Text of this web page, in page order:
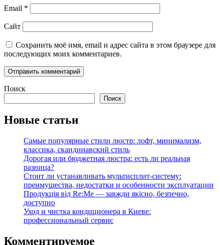
Email *
Сайт
Сохранить моё имя, email и адрес сайта в этом браузере для
последующих моих комментариев.
Поиск
Поиск
Новые статьи
Самые популярные стили люстр: лофт, минимализм,
классика, скандинавский стиль
Дорогая или бюджетная люстра: есть ли реальная
разница?
Стоит ли устанавливать мультисплит-систему:
преимущества, недостатки и особенности эксплуатации
Продукція від Re:Me — завжди якісно, безпечно,
доступно
Уход и чистка кондиционера в Киеве:
профессиональный сервис
Комментируемое